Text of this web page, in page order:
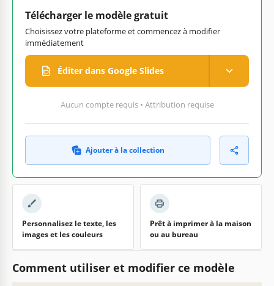
Télécharger le modèle gratuit
Choisissez votre plateforme et commencez à modifier
immédiatement
Éditer dans Google Slides
Aucun compte requis • Attribution requise
Ajouter à la collection
Personnalisez le texte, les
images et les couleurs
Prêt à imprimer à la maison
ou au bureau
Comment utiliser et modifier ce modèle